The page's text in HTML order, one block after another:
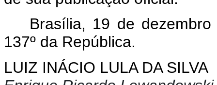
Brasília, 19 de
137º da República.
LUIZ INÁCIO LULA DA SILVA